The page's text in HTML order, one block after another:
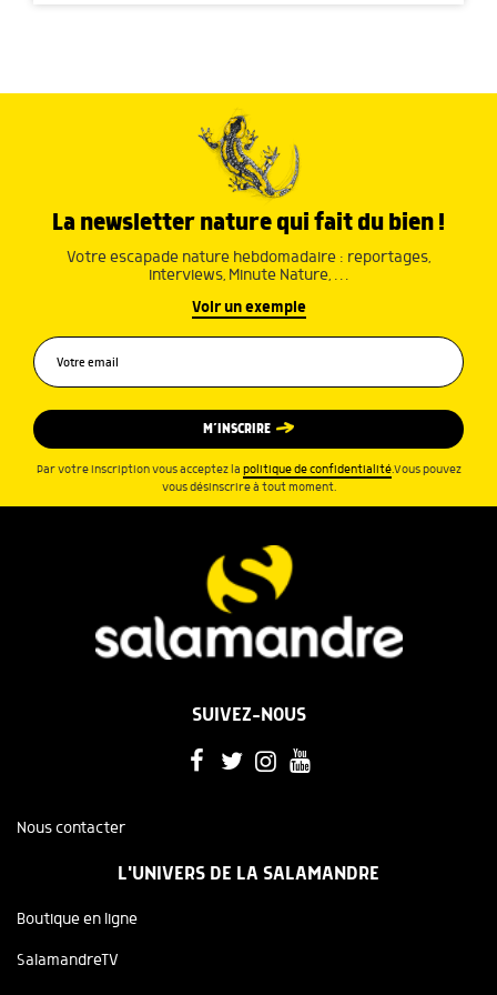
La newsletter nature qui fait du bien !
Votre escapade nature hebdomadaire : reportages,
interviews, Minute Nature, …
Voir un exemple
M’INSCRIRE
Par votre inscription vous acceptez la politique de confidentialité.Vous pouvez
vous désinscrire à tout moment.
SUIVEZ-NOUS
Nous contacter
L'UNIVERS DE LA SALAMANDRE
Boutique en ligne
SalamandreTV